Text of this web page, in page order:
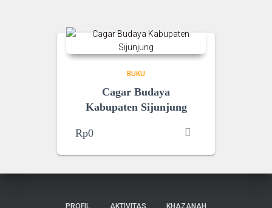
BUKU
Cagar Budaya
Kabupaten Sijunjung
Rp0
PROFIL AKTIVITAS KHAZANAH